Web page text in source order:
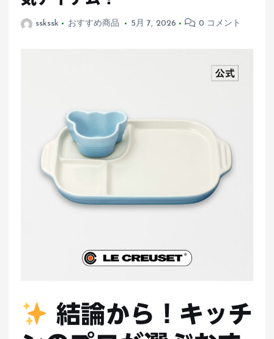
sskssk おすすめ商品 5月 7, 2026 0 コメント
結論から！キッチ